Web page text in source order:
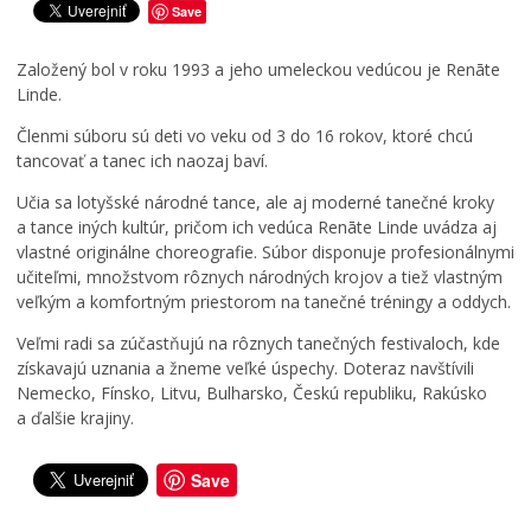
Zdravie
Šport
Save
Založený bol v roku 1993 a jeho umeleckou vedúcou je Renāte
Linde.
Členmi súboru sú deti vo veku od 3 do 16 rokov, ktoré chcú
tancovať a tanec ich naozaj baví.
Učia sa lotyšské národné tance, ale aj moderné tanečné kroky
a tance iných kultúr, pričom ich vedúca Renāte Linde uvádza aj
vlastné originálne choreografie. Súbor disponuje profesionálnymi
učiteľmi, množstvom rôznych národných krojov a tiež vlastným
veľkým a komfortným priestorom na tanečné tréningy a oddych.
Veľmi radi sa zúčastňujú na rôznych tanečných festivaloch, kde
získavajú uznania a žneme veľké úspechy. Doteraz navštívili
Nemecko, Fínsko, Litvu, Bulharsko, Českú republiku, Rakúsko
a ďalšie krajiny.
Save
v
d
z
k
o
v
p
o
r
i
a
o
k
0
7
0
8
r
r
e
p
í
s
l
h
r
a
n
c
u
0
7
0
8
T
o
j
i
c
e
K
e
ž
m
a
k
u
0
7
0
8